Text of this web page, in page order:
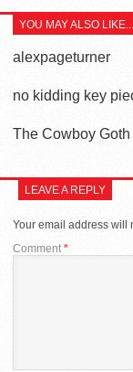
YOU MAY ALSO LIKE...
alexpageturner
no kidding key
The Cowboy Goth
LEAVE A REPLY
Your email address will
Comment*